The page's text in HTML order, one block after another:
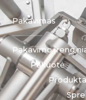
Pakavimas
Pakavimo
Pakuotė